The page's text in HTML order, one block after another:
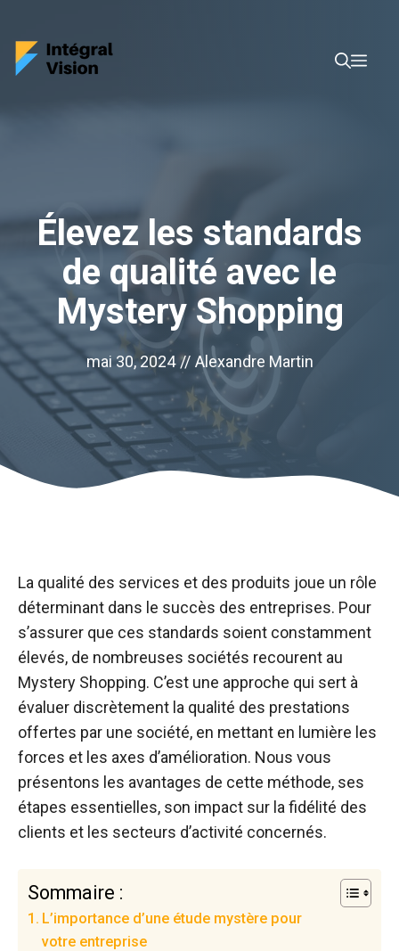
contenu
Élevez les standards
de qualité avec le
Mystery Shopping
mai 30, 2024 // Alexandre Martin
La qualité des services et des produits joue un rôle
déterminant dans le succès des entreprises. Pour
s’assurer que ces standards soient constamment
élevés, de nombreuses sociétés recourent au
Mystery Shopping. C’est une approche qui sert à
évaluer discrètement la qualité des prestations
offertes par une société, en mettant en lumière les
forces et les axes d’amélioration. Nous vous
présentons les avantages de cette méthode, ses
étapes essentielles, son impact sur la fidélité des
clients et les secteurs d’activité concernés.
Sommaire :
L’importance d’une étude mystère pour
votre entreprise